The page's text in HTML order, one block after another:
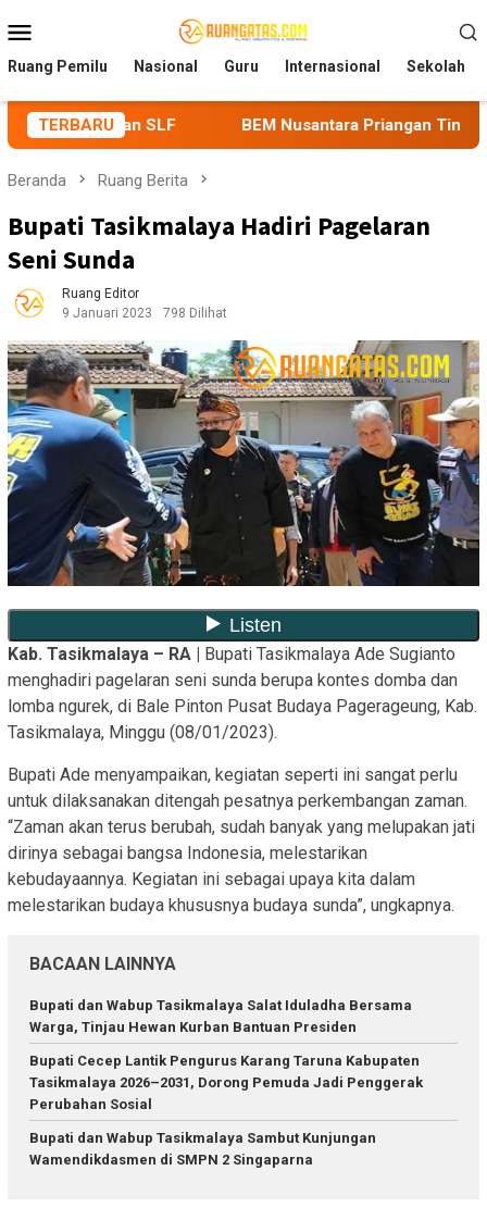
ke
kontenMobile
Ruang Pemilu Nasional Guru Internasional Sekolah
TERBARU
SLF BEM Nusantara Priangan Timur Soroti
Beranda Ruang Berita
Bupati Tasikmalaya Hadiri Pagelaran
Seni Sunda
Ruang Editor
9 Januari 2023
798 Dilihat
Kab. Tasikmalaya – RA | Bupati Tasikmalaya Ade Sugianto
menghadiri pagelaran seni sunda berupa kontes domba dan
lomba ngurek, di Bale Pinton Pusat Budaya Pagerageung, Kab.
Tasikmalaya, Minggu (08/01/2023).
Bupati Ade menyampaikan, kegiatan seperti ini sangat perlu
untuk dilaksanakan ditengah pesatnya perkembangan zaman.
“Zaman akan terus berubah, sudah banyak yang melupakan jati
dirinya sebagai bangsa Indonesia, melestarikan
kebudayaannya. Kegiatan ini sebagai upaya kita dalam
melestarikan budaya khususnya budaya sunda”, ungkapnya.
BACAAN LAINNYA
Bupati dan Wabup Tasikmalaya Salat Iduladha Bersama
Warga, Tinjau Hewan Kurban Bantuan Presiden
Bupati Cecep Lantik Pengurus Karang Taruna Kabupaten
Tasikmalaya 2026–2031, Dorong Pemuda Jadi Penggerak
Perubahan Sosial
Bupati dan Wabup Tasikmalaya Sambut Kunjungan
Wamendikdasmen di SMPN 2 Singaparna